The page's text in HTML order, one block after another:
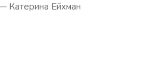
Катерина Ейхман